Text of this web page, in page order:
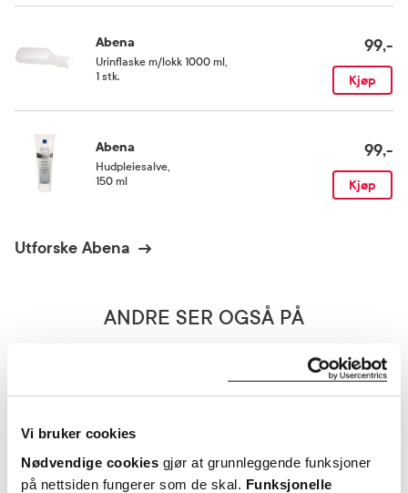
Vi bruker cookies
Nødvendige cookies gjør at grunnleggende funksjoner
på nettsiden fungerer som de skal. Funksjonelle
Abena
Urinflaske m/lokk 1000 ml
1 stk.
99,-
Kjøp
Abena
Hudpleiesalve
150 ml
99,-
Kjøp
Utforske Abena
ANDRE SER OGSÅ PÅ
Fast